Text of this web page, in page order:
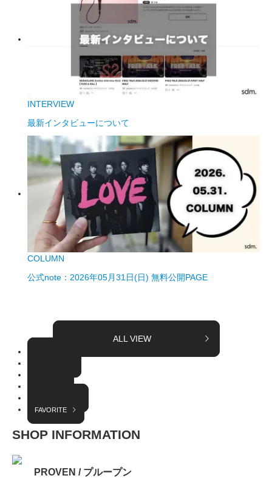
INTERVIEW
最新インタビューについて
COLUMN
公式note：2026年05月31日(日) 無料公開PAGE
ALL VIEW
FAVORITE
SHOP INFORMATION
PROVEN / プループン